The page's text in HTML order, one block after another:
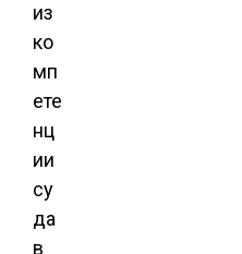
из
ко
мп
ете
нц
ии
су
да
в